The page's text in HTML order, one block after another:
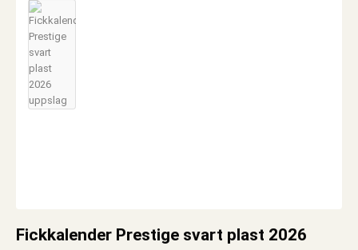
Fickkalender Prestige svart plast 2026